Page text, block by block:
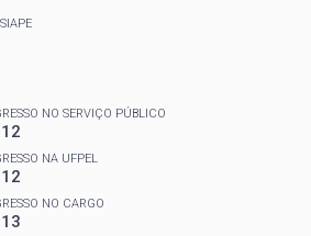
NO SERVIÇO PÚBLICO
NA UFPEL
NO CARGO